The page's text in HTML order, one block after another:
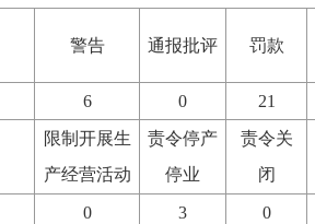
警告 通报批评 罚款
6 0 21
限制开展生
产经营活动
责令停产
停业
责令关
闭
0 3 0